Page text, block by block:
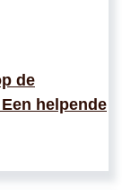
de
helpende